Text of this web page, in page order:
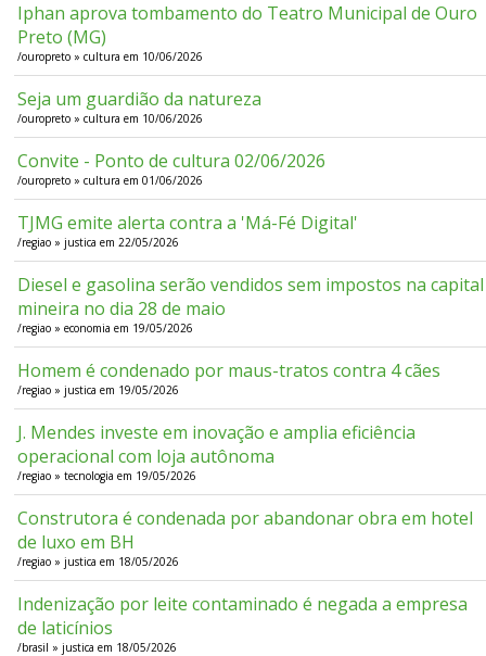
Iphan aprova tombamento do Teatro Municipal de Ouro
Preto (MG)
/ouropreto » cultura em 10/06/2026
Seja um guardião da natureza
/ouropreto » cultura em 10/06/2026
Convite - Ponto de cultura 02/06/2026
/ouropreto » cultura em 01/06/2026
TJMG emite alerta contra a 'Má-Fé Digital'
/regiao » justica em 22/05/2026
Diesel e gasolina serão vendidos sem impostos na capital
mineira no dia 28 de maio
/regiao » economia em 19/05/2026
Homem é condenado por maus-tratos contra 4 cães
/regiao » justica em 19/05/2026
J. Mendes investe em inovação e amplia eficiência
operacional com loja autônoma
/regiao » tecnologia em 19/05/2026
Construtora é condenada por abandonar obra em hotel
de luxo em BH
/regiao » justica em 18/05/2026
Indenização por leite contaminado é negada a empresa
de laticínios
/brasil » justica em 18/05/2026